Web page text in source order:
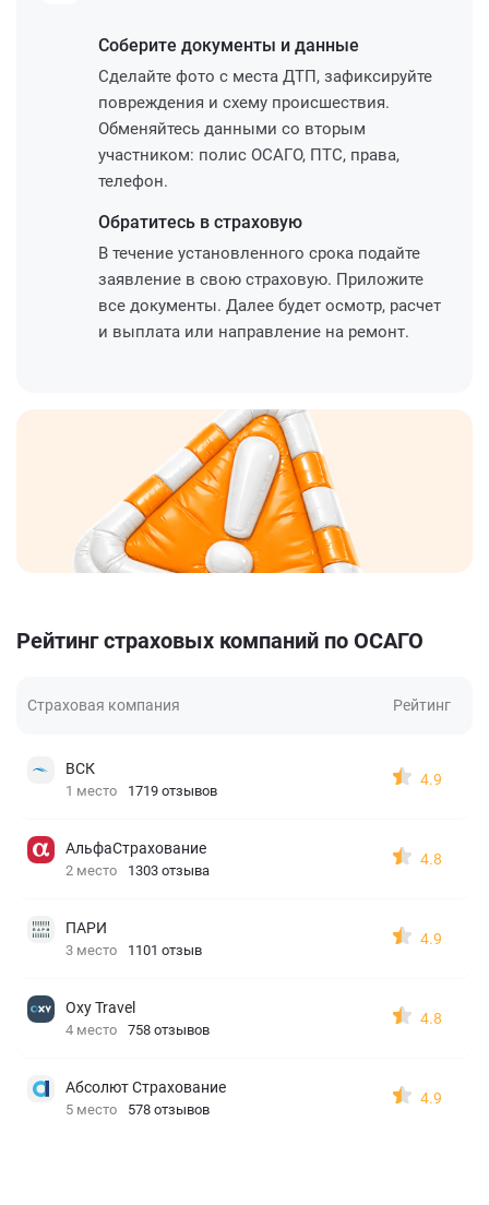
Соберите документы и данные
Сделайте фото с места ДТП, зафиксируйте
повреждения и схему происшествия.
Обменяйтесь данными со вторым
участником: полис ОСАГО, ПТС, права,
телефон.
Обратитесь в страховую
В течение установленного срока подайте
заявление в свою страховую. Приложите
все документы. Далее будет осмотр, расчет
и выплата или направление на ремонт.
Рейтинг страховых компаний по ОСАГО
Страховая компания Рейтинг
ВСК
1 место 1719 отзывов
4.9
АльфаСтрахование
2 место 1303 отзыва
4.8
ПАРИ
3 место 1101 отзыв
4.9
Oxy Travel
4 место 758 отзывов
4.8
Абсолют Страхование
5 место 578 отзывов
4.9